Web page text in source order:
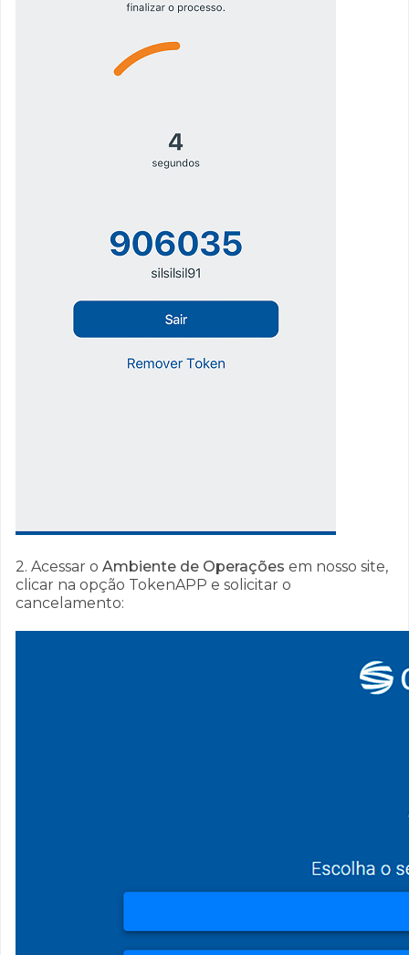
2. Acessar o Ambiente de Operações em nosso site,
clicar na opção TokenAPP e solicitar o
cancelamento: